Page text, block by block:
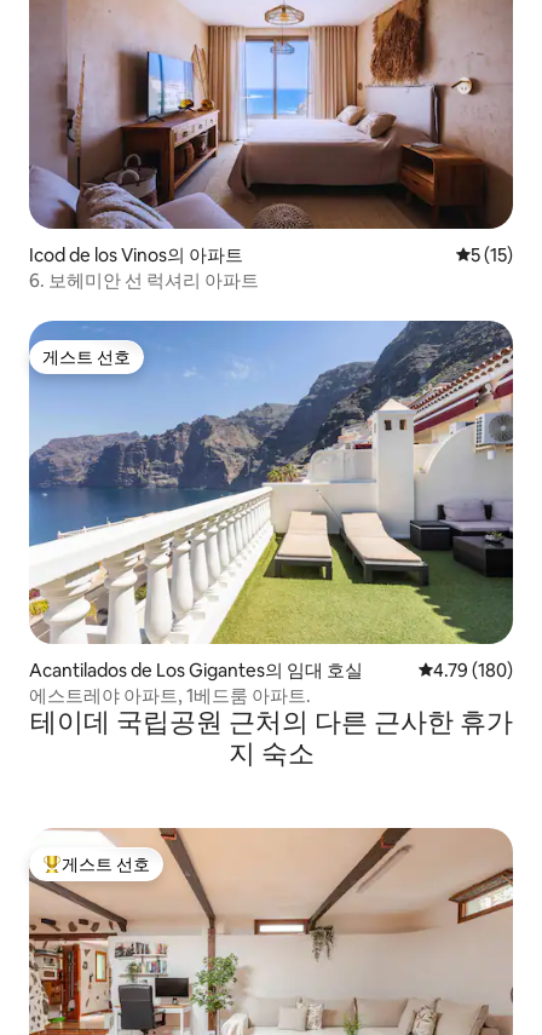
Icod de los Vinos의 아파트 평점 5점
5 (15)
6. 보헤미안 선 럭셔리 아파트
게스트 선호
게스트 선호
Acantilados de Los Gigantes의 임대 호실 평점 4.79점(5
4.79 (180)
에스트레야 아파트, 1베드룸 아파트.
테이데 국립공원 근처의 다른 근사한 휴가
지 숙소
상위 게스트 선호
게스트 선호